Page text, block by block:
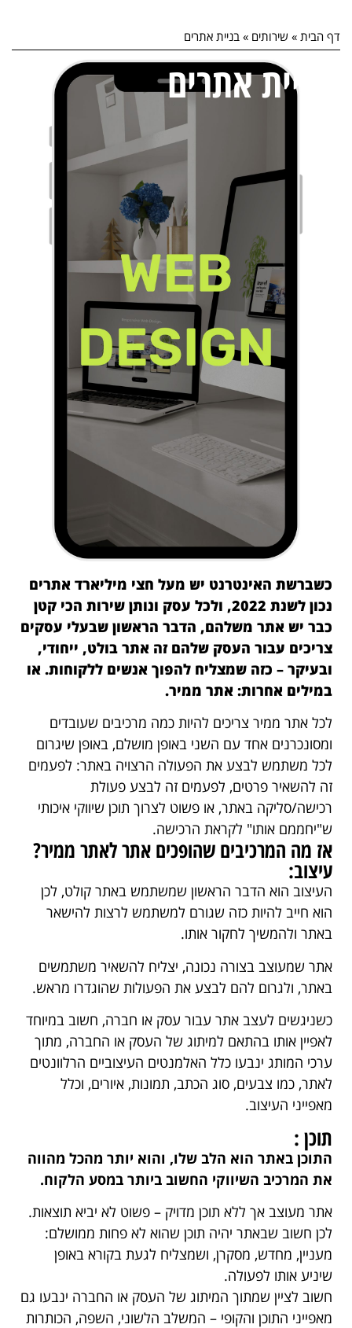
דף הבית » שירותים » בניית אתרים
בניית אתרים
כשברשת האינטרנט יש מעל חצי מיליארד אתרים
נכון לשנת 2022, ולכל עסק ונותן שירות הכי קטן
כבר יש אתר משלהם, הדבר הראשון שבעלי עסקים
צריכים עבור העסק שלהם זה אתר בולט, ייחודי,
ובעיקר – כזה שמצליח להפוך אנשים ללקוחות. או
במילים אחרות: אתר ממיר.
לכל אתר ממיר צריכים להיות כמה מרכיבים שעובדים
ומסונכרנים אחד עם השני באופן מושלם, באופן שיגרום
לכל משתמש לבצע את הפעולה הרצויה באתר: לפעמים
זה להשאיר פרטים, לפעמים זה לבצע פעולת
רכישה/סליקה באתר, או פשוט לצרוך תוכן שיווקי איכותי
ש"יחממם אותו" לקראת הרכישה.
אז מה המרכיבים שהופכים אתר לאתר ממיר?
עיצוב:
העיצוב הוא הדבר הראשון שמשתמש באתר קולט, לכן
הוא חייב להיות כזה שגורם למשתמש לרצות להישאר
באתר ולהמשיך לחקור אותו.
אתר שמעוצב בצורה נכונה, יצליח להשאיר משתמשים
באתר, ולגרום להם לבצע את הפעולות שהוגדרו מראש.
כשניגשים לעצב אתר עבור עסק או חברה, חשוב במיוחד
לאפיין אותו בהתאם למיתוג של העסק או החברה, מתוך
ערכי המותג ינבעו כלל האלמנטים העיצוביים הרלוונטים
לאתר, כמו צבעים, סוג הכתב, תמונות, איורים, וכלל
מאפייני העיצוב.
תוכן :
התוכן באתר הוא הלב שלו, והוא יותר מהכל מהווה
את המרכיב השיווקי החשוב ביותר במסע הלקוח.
אתר מעוצב אך ללא תוכן מדויק – פשוט לא יביא תוצאות.
לכן חשוב שבאתר יהיה תוכן שהוא לא פחות ממושלם:
מעניין, מחדש, מסקרן, ושמצליח לגעת בקורא באופן
שיניע אותו לפעולה.
חשוב לציין שמתוך המיתוג של העסק או החברה ינבעו גם
מאפייני התוכן והקופי – המשלב הלשוני, השפה, הכותרות